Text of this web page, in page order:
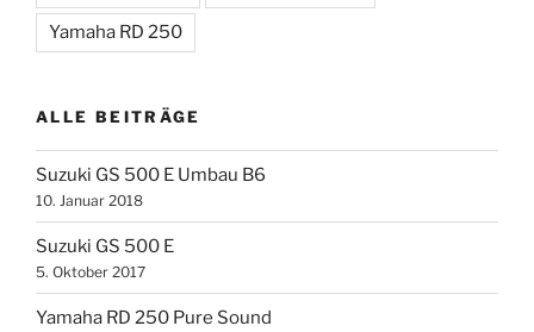
Yamaha RD 250
ALLE BEITRÄGE
Suzuki GS 500 E Umbau B6
10. Januar 2018
Suzuki GS 500 E
5. Oktober 2017
Yamaha RD 250 Pure Sound